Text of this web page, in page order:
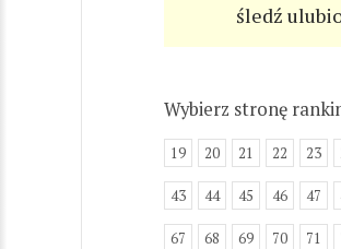
śledź
Wybierz stronę
19 20 21 22 23
43 44 45 46 47
67 68 69 70 71